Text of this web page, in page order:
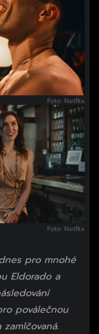
Foto: Netflix
Foto: Netflix
pro mnohé
Eldorado a
poválečnou